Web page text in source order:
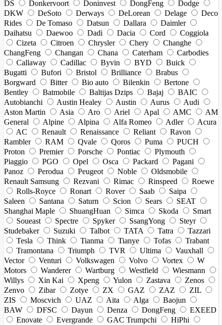
DS
Donkervoort Doninvest DongFeng
Dodge
DKW
DeSoto Derways DeLorean Delage
Deco
Rides
De Tomaso Datsun Dallara
Daimler
Daihatsu
Daewoo Dadi Dacia Cord
Coggiola
Cizeta
Citroen Chrysler Chery
Changhe
ChangFeng
Changan Chana Caterham
Carbodies
Callaway
Cadillac Byvin BYD
Buick
Bugatti
Bufori Bristol Brilliance
Brabus
Borgward
Bitter Bio auto Bilenkin
Bertone
Bentley
Batmobile Baltijas Dzips Bajaj
BAIC
Autobianchi
Austin Healey Austin Aurus
Audi
Aston Martin
Asia Aro Ariel Apal AMC
AM
General
Alpine Alpina Alfa Romeo Adler
Acura
AC
Renault Renaissance Reliant
Ravon
Rambler
RAM Qvale Qoros Puma
PUCH
Proton
Premier Porsche Pontiac
Plymouth
Piaggio
PGO Opel Osca Packard
Pagani
Panoz
Perodua Peugeot Noble
Oldsmobile
Renault Samsung
Rezvani Rimac Rinspeed
Roewe
Rolls-Royce
Ronart Rover Saab
Saipa
Saleen
Santana Saturn Scion Sears
SEAT
Shanghai Maple
ShuangHuan Simca Skoda
Smart
Soueast
Spectre Spyker SsangYong
Steyr
Studebaker
Suzuki Talbot TATA Tatra
Tazzari
Tesla
Think Tianma Tianye Tofas
Trabant
Tramontana
Triumph TVR Ultima
Vauxhall
Vector
Venturi Volkswagen Volvo Vortex
W
Motors
Wanderer Wartburg Westfield
Wiesmann
Willys
Xin Kai Xpeng Yulon Zastava
Zenos
Zenvo
Zibar Zotye ZX GAZ ZAZ
ZIL
ZIS
Moscvich UAZ Aita Alga
Baojun
BAW
DFSC Dayun Denza DongFeng
EXEED
Enovate
Evergrande GAC Trumpchi
HiPhi